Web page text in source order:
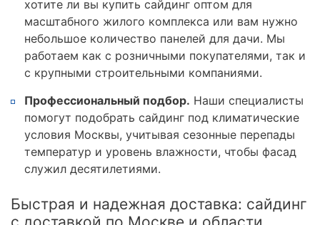
хотите ли вы купить сайдинг оптом для
масштабного жилого комплекса или вам нужно
небольшое количество панелей для дачи. Мы
работаем как с розничными покупателями, так и
с крупными строительными компаниями.
Профессиональный подбор. Наши специалисты
помогут подобрать сайдинг под климатические
условия Москвы, учитывая сезонные перепады
температур и уровень влажности, чтобы фасад
служил десятилетиями.
Быстрая и надежная доставка: сайдинг
с доставкой по Москве и области